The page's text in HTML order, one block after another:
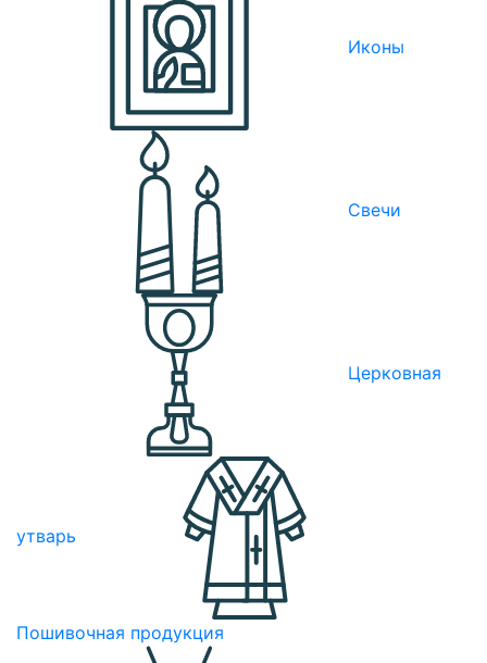
Иконы
Свечи
Церковная
утварь
Пошивочная продукция